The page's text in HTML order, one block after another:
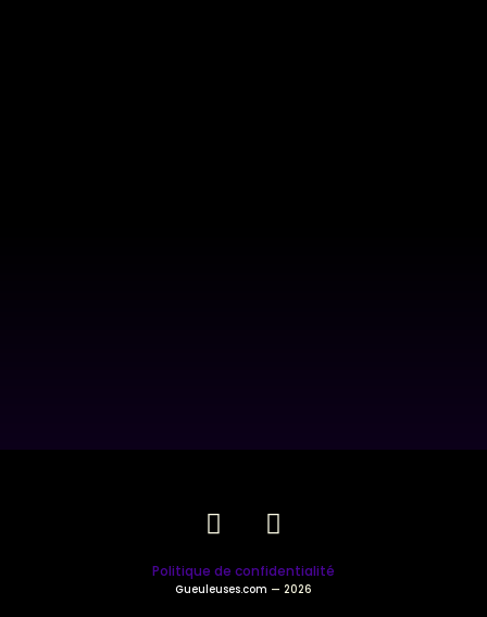
Politique de confidentialité
Gueuleuses.com — 2026